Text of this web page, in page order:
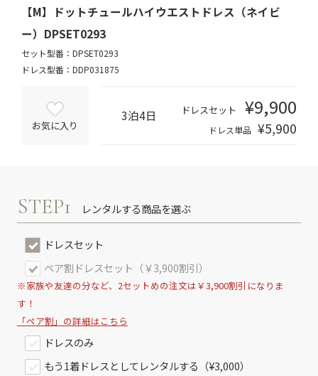
【M】ドットチュールハイウエストドレス（ネイビ
ー）DPSET0293
セット型番：DPSET0293
ドレス型番：DDP031875
お気に入り
3泊4日 ドレスセット ¥9,900
ドレス単品 ¥5,900
STEP1 レンタルする商品を選ぶ
ドレスセット
ペア割ドレスセット（￥3,900割引）
※家族や友達の分など、2セットめの注文は￥3,900割引になりま
す！
「ペア割」の詳細はこちら
ドレスのみ
もう1着ドレスとしてレンタルする（¥3,000）